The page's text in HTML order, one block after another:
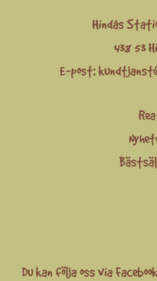
Hindås
438 53
E-post:
Rea
Du kan följa oss viaFacebook